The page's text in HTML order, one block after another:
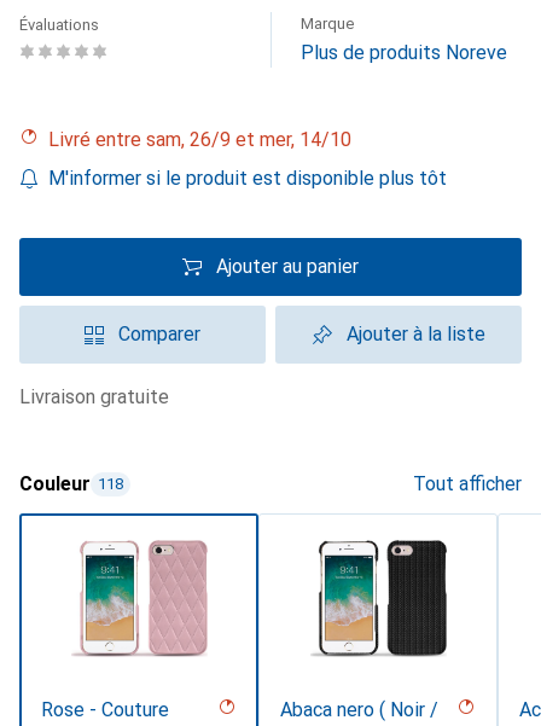
Évaluations Marque
Plus de produits Noreve
Livré entre sam, 26/9 et mer, 14/10
M'informer si le produit est disponible plus tôt
Ajouter au panier
Comparer Ajouter à la liste
livraison gratuite
Couleur 118 Tout afficher
Rose - Couture
Abaca nero ( Noir /